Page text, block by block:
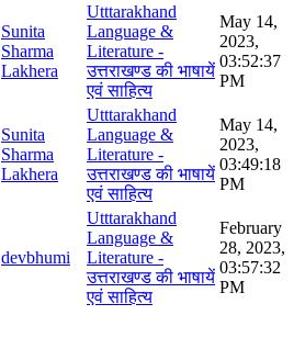
Sunita
Sharma
Lakhera
Utttarakhand
Language &
Literature -
उत्तराखण्ड की भाषायें
एवं साहित्य
May 14,
2023,
03:52:37
PM
Sunita
Sharma
Lakhera
Utttarakhand
Language &
Literature -
उत्तराखण्ड की भाषायें
एवं साहित्य
May 14,
2023,
03:49:18
PM
devbhumi
Utttarakhand
Language &
Literature -
उत्तराखण्ड की भाषायें
एवं साहित्य
February
28, 2023,
03:57:32
PM